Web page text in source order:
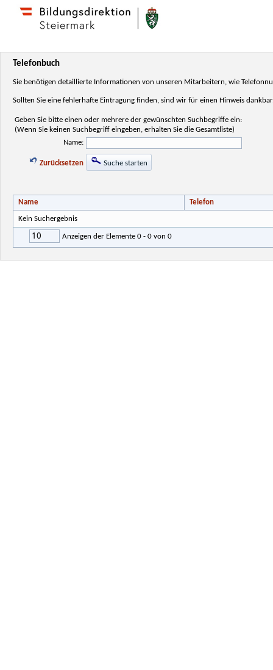
Telefonbuch
Sie benötigen detaillierte Informationen von unseren Mitarbeitern, wie
Sollten Sie eine fehlerhafte Eintragung finden, sind wir für einen Hinweis
Geben Sie bitte einen oder mehrere der gewünschten Suchbegriffe ein:
(Wenn Sie keinen Suchbegriff eingeben, erhalten Sie die Gesamtliste)
Name:
Zurücksetzen Suche starten
Name Telefon
Kein Suchergebnis
10 Anzeigen der Elemente 0 - 0 von 0